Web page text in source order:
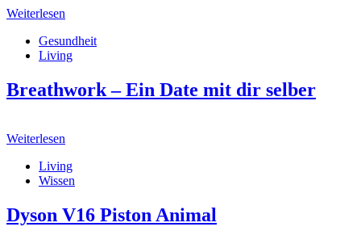
Weiterlesen
Gesundheit
Living
Breathwork – Ein Date mit dir selber
Weiterlesen
Living
Wissen
Dyson V16 Piston Animal